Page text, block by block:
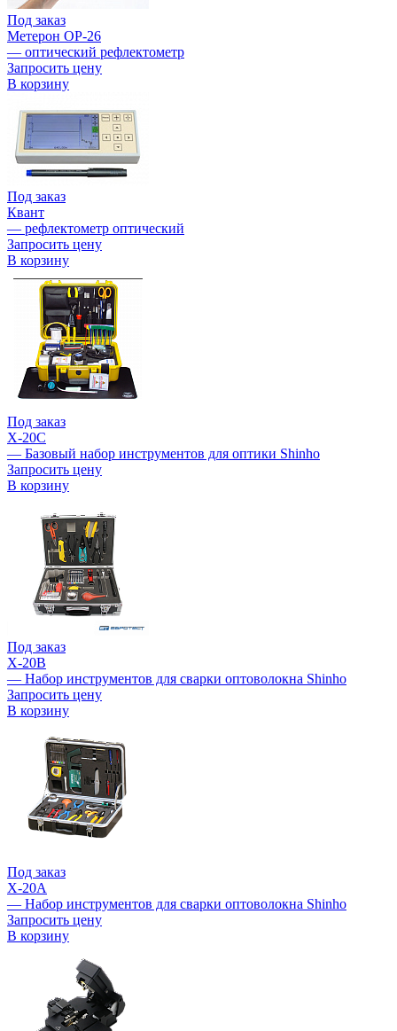
Под заказ
Метерон OP-26
— оптический рефлектометр
Запросить цену
В корзину
Под заказ
Квант
— рефлектометр оптический
Запросить цену
В корзину
Под заказ
X-20C
— Базовый набор инструментов для оптики Shinho
Запросить цену
В корзину
Под заказ
X-20B
— Набор инструментов для сварки оптоволокна Shinho
Запросить цену
В корзину
Под заказ
X-20A
— Набор инструментов для сварки оптоволокна Shinho
Запросить цену
В корзину